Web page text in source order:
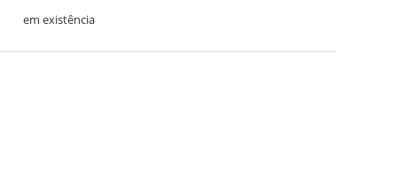
em existência